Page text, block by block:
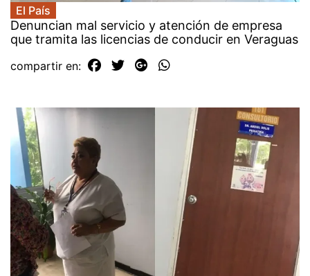
El País
Denuncian mal servicio y atención de empresa
que tramita las licencias de conducir en Veraguas
compartir en: